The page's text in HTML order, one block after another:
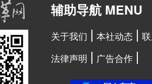
辅助导航 MENU
关于我们 本社动态
法律声明
广告合作